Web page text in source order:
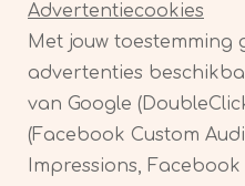
Advertentiecookies
Met jouw toestemming
advertenties
van Google
(Facebook Custom
Impressions,